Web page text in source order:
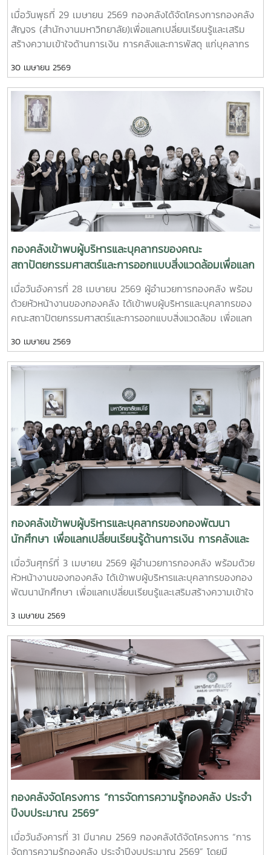
เมื่อวันพุธที่ 29 เมษายน 2569 กองคลังได้จัดโครงการกองคลัง
สัญจร (สำนักงานมหาวิทยาลัย)เพื่อแลกเปลี่ยนเรียนรู้และเสริม
สร้างความเข้าใจด้านการเงิน การคลังและการพัสดุ แก่บุคลากร
สำนักงานมหาวิทยาลัย ทั้งนี้ การเข้าพบหน่วยงานต่าง ๆ เป็น
กิจกรรมภายใต้โครงการกองคลังสัญจร ปี 2569 เพื่อส่งเสริม
การแลกเปลี่ยนเรียนรู้และพัฒนาความเข้าใจด้านการเงิน การคลัง
และการพัสดุแก่ผู้บริหารและผู้ปฏิบัติงานที่เกี่ยวข้อง
30 เมษายน 2569
กองคลังเข้าพบผู้บริหารและบุคลากรของคณะ
สถาปัตยกรรมศาสตร์และการออกแบบสิ่งแวดล้อมเพื่อแลก
เปลี่ยนเรียนรู้ด้านการเงิน การคลังและการพัสดุ
เมื่อวันอังคารที่ 28 เมษายน 2569 ผู้อำนวยการกองคลัง พร้อม
ด้วยหัวหน้างานของกองคลัง ได้เข้าพบผู้บริหารและบุคลากรของ
คณะสถาปัตยกรรมศาสตร์และการออกแบบสิ่งแวดล้อม เพื่อแลก
การพัสดุ ทั้งนี้ การเข้าพบหน่วยงานต่าง ๆ เป็นกิจกรรมภายใต้
โครงการกองคลังสัญจร ปี 2569 เพื่อส่งเสริมการแลกเปลี่ยน
เรียนรู้และพัฒนาความเข้าใจด้านการเงิน การคลัง และการพัสดุ
แก่ผู้บริหารและผู้ปฏิบัติงานที่เกี่ยวข้อง
30 เมษายน 2569
กองคลังเข้าพบผู้บริหารและบุคลากรของกองพัฒนา
นักศึกษา เพื่อแลกเปลี่ยนเรียนรู้ด้านการเงิน การคลังและ
การพัสดุ
เมื่อวันศุกร์ที่ 3 เมษายน 2569 ผู้อำนวยการกองคลัง พร้อมด้วย
หัวหน้างานของกองคลัง ได้เข้าพบผู้บริหารและบุคลากรของกอง
พัฒนานักศึกษา เพื่อแลกเปลี่ยนเรียนรู้และเสริมสร้างความเข้าใจ
นักศึกษา อาคารอำนวย ยศสุข ทั้งนี้ การเข้าพบหน่วยงานต่าง ๆ
เป็นกิจกรรมภายใต้โครงการกองคลังสัญจร ปี 2569 เพื่อส่ง
เสริมการแลกเปลี่ยนเรียนรู้และพัฒนาความเข้าใจด้านการเงิน การ
คลัง และการพัสดุแก่ผู้บริหารและผู้ปฏิบัติงานที่เกี่ยวข้อง
3 เมษายน 2569
กองคลังจัดโครงการ “การจัดการความรู้กองคลัง ประจำ
ปีงบประมาณ 2569”
เมื่อวันอังคารที่ 31 มีนาคม 2569 กองคลังได้จัดโครงการ “การ
จัดการความรู้กองคลัง ประจำปีงบประมาณ 2569” โดยมี